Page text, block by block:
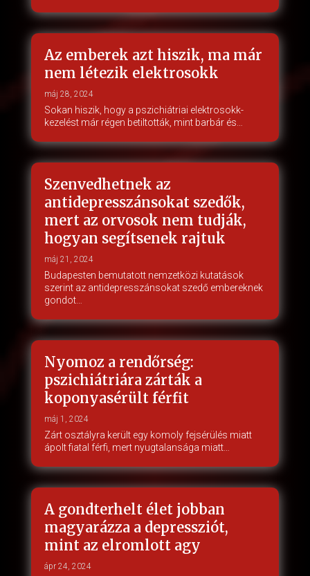
Az emberek azt hiszik, ma már
nem létezik elektrosokk
máj 28, 2024
Sokan hiszik, hogy a pszichiátriai elektrosokk-
kezelést már régen betiltották, mint barbár és…
Szenvedhetnek az
antidepresszánsokat szedők,
mert az orvosok nem tudják,
hogyan segítsenek rajtuk
máj 21, 2024
Budapesten bemutatott nemzetközi kutatások
szerint az antidepresszánsokat szedő embereknek
gondot…
Nyomoz a rendőrség:
pszichiátriára zárták a
koponyasérült férfit
máj 1, 2024
Zárt osztályra került egy komoly fejsérülés miatt
ápolt fiatal férfi, mert nyugtalansága miatt…
A gondterhelt élet jobban
magyarázza a depressziót,
mint az elromlott agy
ápr 24, 2024